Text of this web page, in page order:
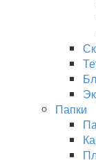
Папки